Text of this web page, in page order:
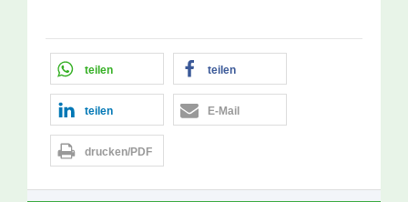
teilen teilen
teilen E-Mail
drucken/PDF